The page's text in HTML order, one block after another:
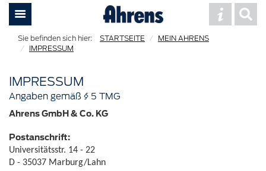
STARTSEITE
MEIN AHRENS
IMPRESSUM
IMPRESSUM
Angaben gemäß § 5 TMG
Ahrens GmbH & Co. KG
Postanschrift:
Universitätsstr. 14 - 22
D - 35037 Marburg/Lahn